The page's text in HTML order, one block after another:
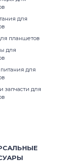
для
планшетов
для
для
запчасти для